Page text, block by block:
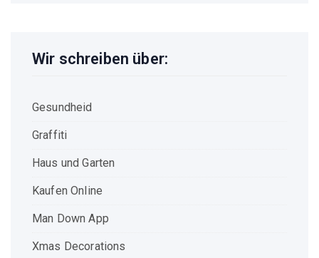
Wir schreiben über:
Gesundheid
Graffiti
Haus und Garten
Kaufen Online
Man Down App
Xmas Decorations